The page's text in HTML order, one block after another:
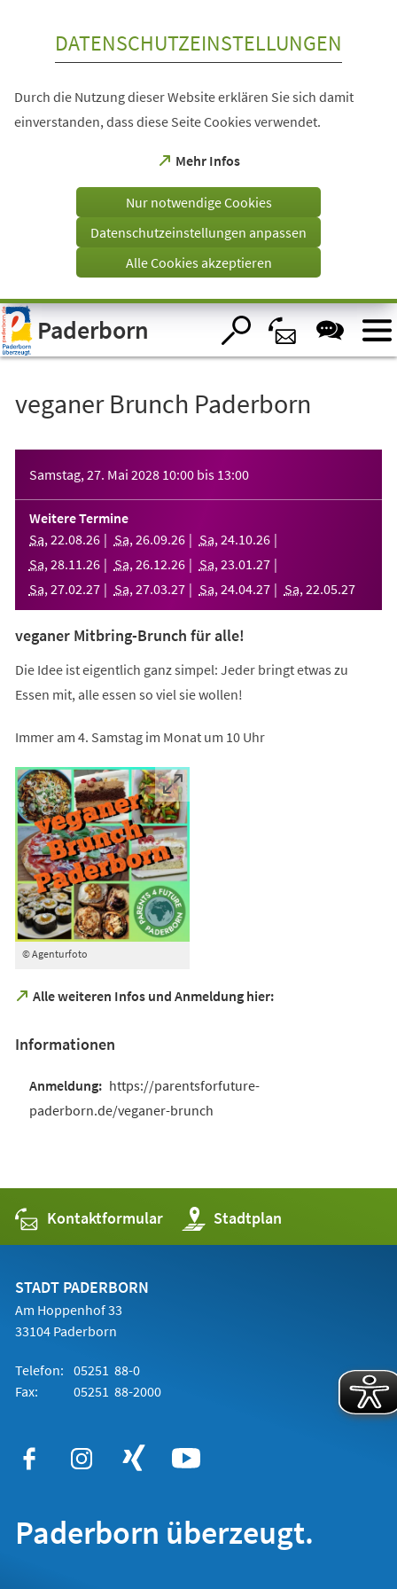
Visuelle
Assistenzsoftware
öffnen.
DATENSCHUTZEINSTELLUNGEN
Durch die Nutzung dieser Website erklären Sie sich damit
einverstanden, dass diese Seite Cookies verwendet.
Mehr Infos
(Öffnet
einem
Tab)
Nur notwendige Cookies
Datenschutzeinstellungen anpassen
Alle Cookies akzeptieren
Paderborn
veganer Brunch Paderborn
Samstag, 27. Mai 2028 10:00 bis 13:00
Weitere Termine
Sa, 22.08.26 Sa, 26.09.26 Sa, 24.10.26
Sa, 28.11 .26 Sa, 26.12.26 Sa, 23.01 .27
Sa, 27.02.27 Sa, 27.03.27 Sa, 24.04.27 Sa, 22.05.27
veganer Mitbring-Brunch für alle!
Die Idee ist eigentlich ganz simpel: Jeder bringt etwas zu
Essen mit, alle essen so viel sie wollen!
Immer am 4. Samstag im Monat um 10 Uhr
© Agenturfoto
Alle weiteren Infos und Anmeldung hier:
(Öffnet
neuen
Informationen
https://parentsforfuture-
paderborn.de/veganer-brunch
Kontaktformular Stadtplan
(Öffnet
in
einem
STADT PADERBORN
Am Hoppenhof 33
33104 Paderborn
Telefon: 05251 88-0
Fax:
05251 88-2000
Paderborn überzeugt.